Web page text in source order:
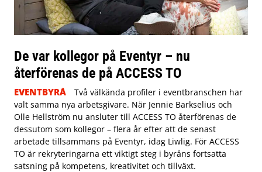
De var kollegor på Eventyr – nu
återförenas de på ACCESS TO
EVENTBYRÅ
Två välkända profiler i eventbranschen har
valt samma nya arbetsgivare. När Jennie Barkselius och
Olle Hellström nu ansluter till ACCESS TO återförenas de
dessutom som kollegor – flera år efter att de senast
arbetade tillsammans på Eventyr, idag Liwlig. För ACCESS
TO är rekryteringarna ett viktigt steg i byråns fortsatta
satsning på kompetens, kreativitet och tillväxt.